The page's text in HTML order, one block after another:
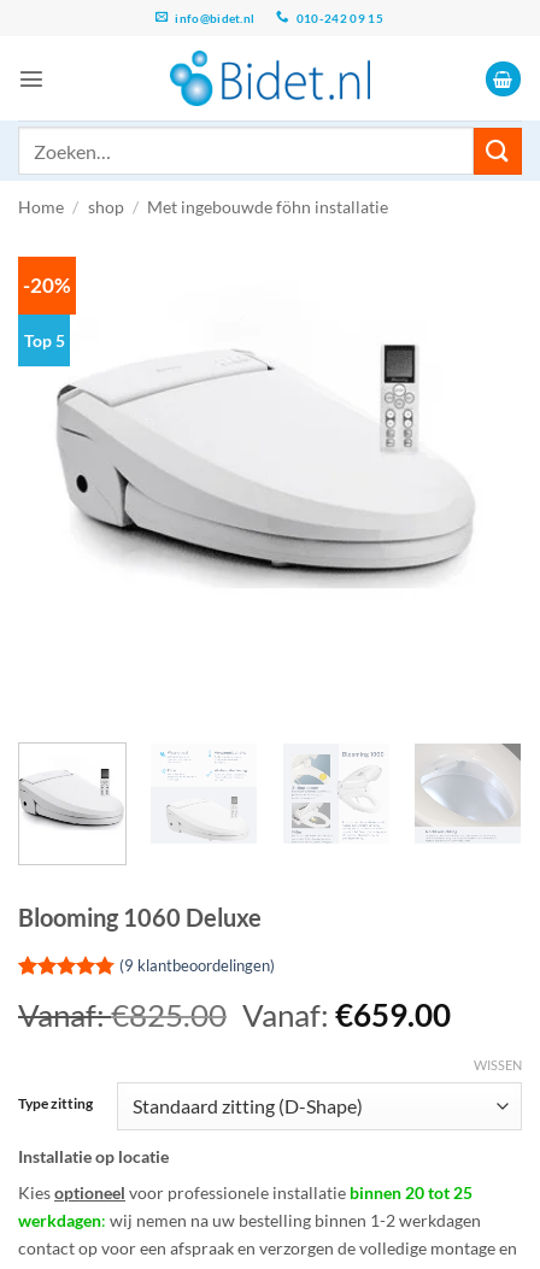
inhoud
info@bidet.nl 010-242 09 15
Home / shop / Met ingebouwde föhn installatie
-20%
Top 5
Blooming 1060 Deluxe
4.78op 5
gebaseerd
(9 klantbeoordelingen)
Vanaf:€825.00 Vanaf: €659.00
Type zitting
WISSEN
Installatie op locatie
Kiesoptioneel voor professionele installatie binnen 20 tot 25
werkdagen: wij nemen na uw bestelling binnen 1-2 werkdagen
contact op voor een afspraak en verzorgen de volledige montage en